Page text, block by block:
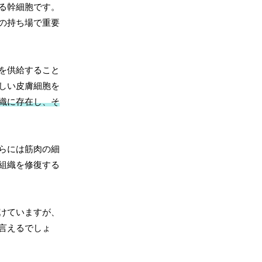
幹細胞です。
持ち場で重要
供給すること
い皮膚細胞を
に存在し、そ
には筋肉の細
織を修復する
ていますが、
えるでしょ